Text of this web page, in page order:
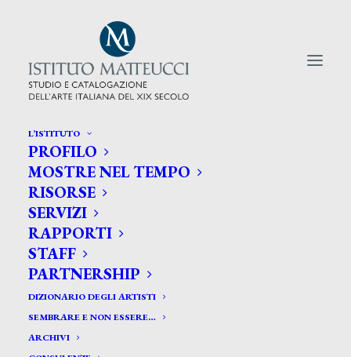
L’ISTITUTO
PROFILO
MOSTRE NEL TEMPO
RISORSE
SERVIZI
RAPPORTI
STAFF
PARTNERSHIP
DIZIONARIO DEGLI ARTISTI
SEMBRARE E NON ESSERE…
ARCHIVI
CERCA TRA GLI ARTISTI:
Search
for: